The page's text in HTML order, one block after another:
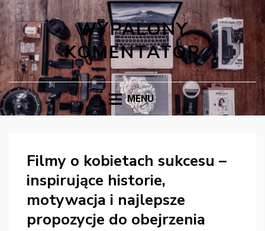
WYPALONY
KOMENTATOR
MENU
Filmy o kobietach sukcesu –
inspirujące historie,
motywacja i najlepsze
propozycje do obejrzenia